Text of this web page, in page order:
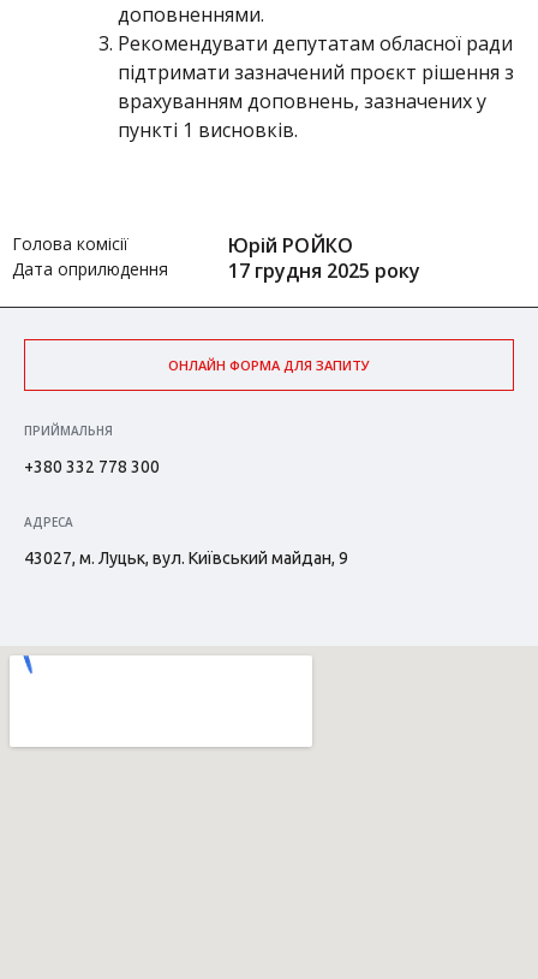
доповненнями.
Рекомендувати депутатам обласної ради
підтримати зазначений проєкт рішення з
врахуванням доповнень, зазначених у
пункті 1 висновків.
Голова комісії Юрій РОЙКО
Дата оприлюдення 17 грудня 2025 року
ОНЛАЙН ФОРМА ДЛЯ ЗАПИТУ
ПРИЙМАЛЬНЯ
+380 332 778 300
АДРЕСА
43027, м. Луцьк, вул. Київський майдан, 9